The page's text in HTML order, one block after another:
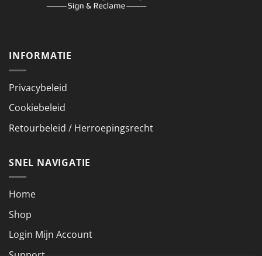
INFORMATIE
Privacybeleid
Cookiebeleid
Retourbeleid / Herroepingsrecht
SNEL NAVIGATIE
Home
Shop
Login Mijn Account